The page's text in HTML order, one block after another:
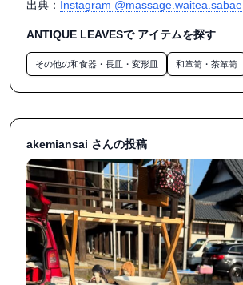
出典： Instagram @massage.waitea.sabae
ANTIQUE LEAVESで アイテムを探す
その他の和食器・長皿・変形皿 和箪笥・茶箪笥
akemiansai さんの投稿